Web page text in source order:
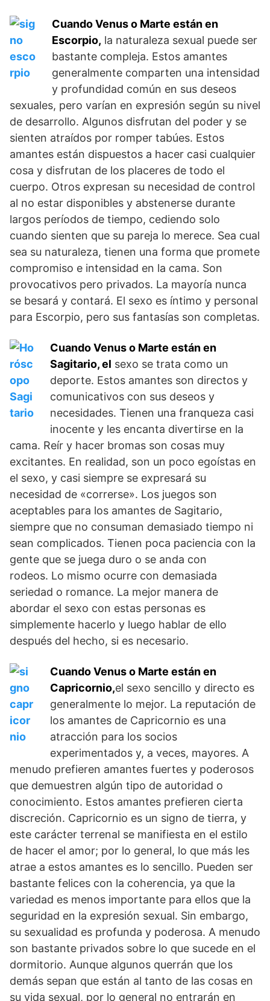
Cuando Venus o Marte están en
Escorpio, la naturaleza sexual puede ser
bastante compleja. Estos amantes
generalmente comparten una intensidad
y profundidad común en sus deseos
sexuales, pero varían en expresión según su nivel
de desarrollo. Algunos disfrutan del poder y se
sienten atraídos por romper tabúes. Estos
amantes están dispuestos a hacer casi cualquier
cosa y disfrutan de los placeres de todo el
cuerpo. Otros expresan su necesidad de control
al no estar disponibles y abstenerse durante
largos períodos de tiempo, cediendo solo
cuando sienten que su pareja lo merece. Sea cual
sea su naturaleza, tienen una forma que promete
compromiso e intensidad en la cama. Son
provocativos pero privados. La mayoría nunca
se besará y contará. El sexo es íntimo y personal
para Escorpio, pero sus fantasías son completas.
Cuando Venus o Marte están en
Sagitario, el sexo se trata como un
deporte. Estos amantes son directos y
comunicativos con sus deseos y
necesidades. Tienen una franqueza casi
inocente y les encanta divertirse en la
cama. Reír y hacer bromas son cosas muy
excitantes. En realidad, son un poco egoístas en
el sexo, y casi siempre se expresará su
necesidad de «correrse». Los juegos son
aceptables para los amantes de Sagitario,
siempre que no consuman demasiado tiempo ni
sean complicados. Tienen poca paciencia con la
gente que se juega duro o se anda con
rodeos. Lo mismo ocurre con demasiada
seriedad o romance. La mejor manera de
abordar el sexo con estas personas es
simplemente hacerlo y luego hablar de ello
después del hecho, si es necesario.
Cuando Venus o Marte están en
Capricornio,el sexo sencillo y directo es
generalmente lo mejor. La reputación de
los amantes de Capricornio es una
atracción para los socios
experimentados y, a veces, mayores. A
menudo prefieren amantes fuertes y poderosos
que demuestren algún tipo de autoridad o
conocimiento. Estos amantes prefieren cierta
discreción. Capricornio es un signo de tierra, y
este carácter terrenal se manifiesta en el estilo
de hacer el amor; por lo general, lo que más les
atrae a estos amantes es lo sencillo. Pueden ser
bastante felices con la coherencia, ya que la
variedad es menos importante para ellos que la
seguridad en la expresión sexual. Sin embargo,
su sexualidad es profunda y poderosa. A menudo
son bastante privados sobre lo que sucede en el
dormitorio. Aunque algunos querrán que los
demás sepan que están al tanto de las cosas en
su vida sexual, por lo general no entrarán en